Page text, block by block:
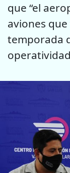
que “el
aviones
temporada